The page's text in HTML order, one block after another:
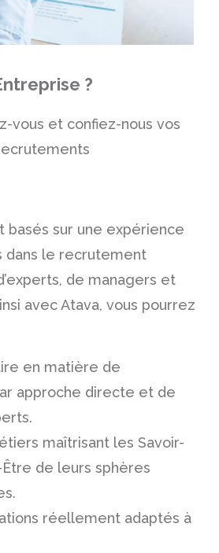
?
vous et confiez-nous vos
basés sur une expérience
dans le recrutement
de managers et
avec Atava, vous pourrez
en matière de
approche directe et de
maîtrisant les Savoir-
de leurs sphères
réellement adaptés à